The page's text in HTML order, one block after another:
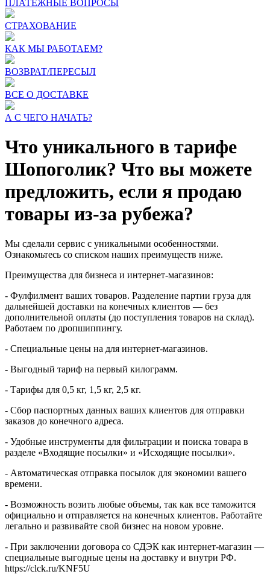
ПЛАТЕЖНЫЕ ВОПРОСЫ
СТРАХОВАНИЕ
КАК МЫ РАБОТАЕМ?
ВОЗВРАТ/ПЕРЕСЫЛ
ВСЕ О ДОСТАВКЕ
А С ЧЕГО НАЧАТЬ?
Что уникального в тарифе
Шопоголик? Что вы можете
предложить, если я продаю
товары из-за рубежа?
Мы сделали сервис с уникальными особенностями.
Ознакомьтесь со списком наших преимуществ ниже.
Преимущества для бизнеса и интернет-магазинов:
- Фулфилмент ваших товаров. Разделение партии груза для
дальнейшей доставки на конечных клиентов — без
дополнительной оплаты (до поступления товаров на склад).
Работаем по дропшиппингу.
- Специальные цены на для интернет-магазинов.
- Выгодный тариф на первый килограмм.
- Тарифы для 0,5 кг, 1,5 кг, 2,5 кг.
- Сбор паспортных данных ваших клиентов для отправки
заказов до конечного адреса.
- Удобные инструменты для фильтрации и поиска товара в
разделе «Входящие посылки» и «Исходящие посылки».
- Автоматическая отправка посылок для экономии вашего
времени.
- Возможность возить любые объемы, так как все таможится
официально и отправляется на конечных клиентов. Работайте
легально и развивайте свой бизнес на новом уровне.
- При заключении договора со СДЭК как интернет-магазин —
специальные выгодные цены на доставку и внутри РФ.
https://clck.ru/KNF5U